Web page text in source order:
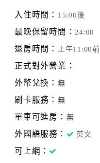
入住時間： 15:00後
最晚保留時間：24:00
退房時間： 上午11:00前
正式對外營業：
外幣兌換： 無
刷卡服務： 無
單車可進房： 無
外國語服務： 英文
可上網：